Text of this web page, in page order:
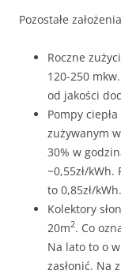
Pozostałe
Roczne
120-250
od jakości
Pompy
zużywanym
30% w
~0,55zł/
to 0,85zł/kWh.
Kolektory
20m2. Co
Na lato to o
zasłonić. Na